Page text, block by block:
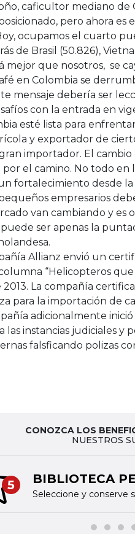
caficultor mediano de
pero ahora
ocupamos el cuarto
de Brasil (50.826),
mejor que nosotros, se
en Colombia se
mensaje debería ser
con la entrada en
esté lista para
y exportador de
importador. El
el camino. No todo en
fortalecimiento desde
empresarios
van cambiando y es
ser apenas la
Allianz envió un
“Helicopteros
La compañía
para la importación de
adicionalmente
las instancias judiciales y
falsficando polizas
CONOZCA LOS
NUESTROS
5 BIBLIOTECA
Seleccione y conserve